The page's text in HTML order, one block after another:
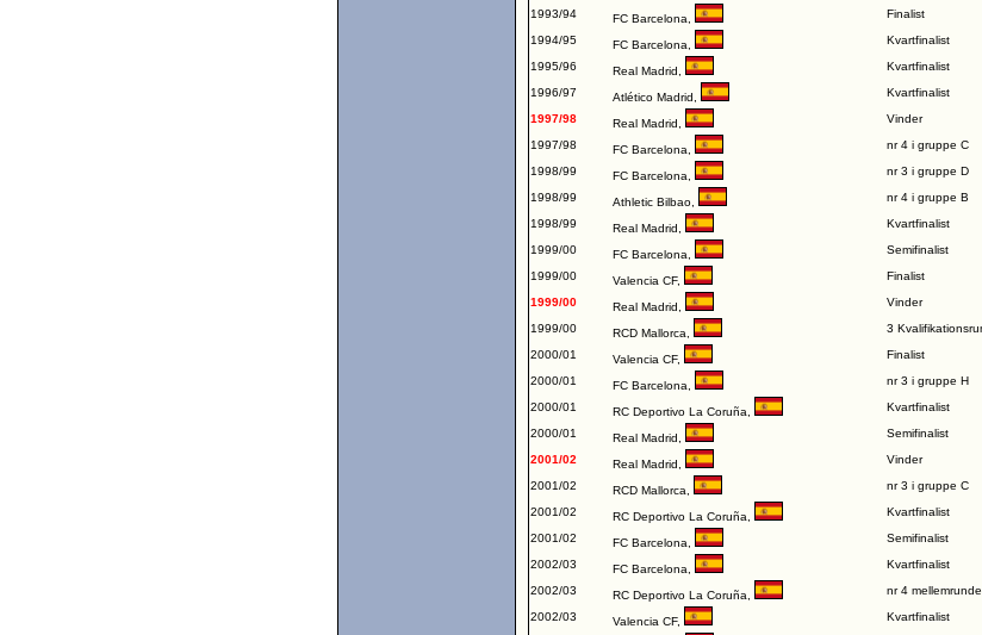
1993/94
FC Barcelona
Finalist
1994/95
FC Barcelona
Kvartfinalist
1995/96
Real Madrid
Kvartfinalist
1996/97
Atlético Madrid
Kvartfinalist
1997/98
Real Madrid
Vinder
1997/98
FC Barcelona
nr 4 i gruppe C
1998/99
FC Barcelona
nr 3 i gruppe D
1998/99
Athletic Bilbao
nr 4 i gruppe B
1998/99
Real Madrid
Kvartfinalist
1999/00
FC Barcelona
Semifinalist
1999/00
Valencia CF,
Finalist
1999/00
Real Madrid
Vinder
1999/00
RCD Mallorca
3
2000/01
Valencia CF,
Finalist
2000/01
FC Barcelona
nr 3 i gruppe H
2000/01
RC Deportivo La Coruña
Kvartfinalist
2000/01
Real Madrid
Semifinalist
2001/02
Real Madrid
Vinder
2001/02
RCD Mallorca
nr 3 i gruppe C
2001/02
RC Deportivo La Coruña
Kvartfinalist
2001/02
FC Barcelona
Semifinalist
2002/03
FC Barcelona
Kvartfinalist
2002/03
RC Deportivo La Coruña
nr 4
2002/03
Valencia CF,
Kvartfinalist